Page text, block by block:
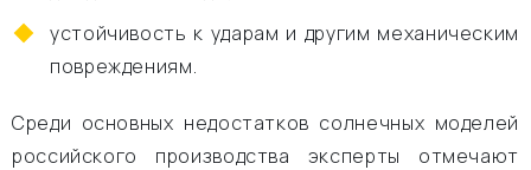
устойчивость к ударам и другим механическим
повреждениям.
Среди основных недостатков солнечных моделей
российского производства эксперты отмечают